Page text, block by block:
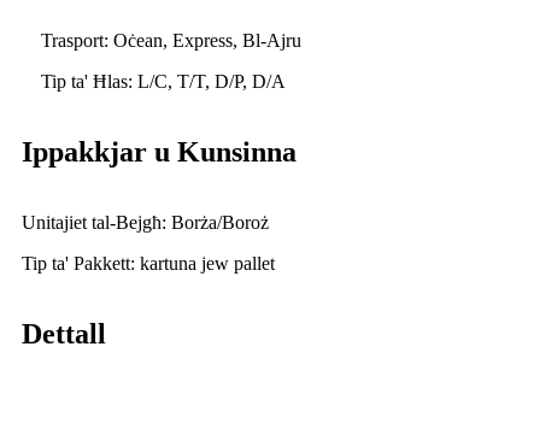
Trasport: Oċean, Express, Bl-Ajru
Tip ta' Ħlas: L/C, T/T, D/P, D/A
Ippakkjar u Kunsinna
Unitajiet tal-Bejgħ: Borża/Boroż
Tip ta' Pakkett: kartuna jew pallet
Dettall